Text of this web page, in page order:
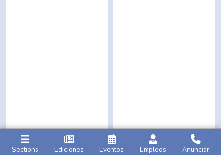
Sections Ediciones Eventos Empleos Anunciar